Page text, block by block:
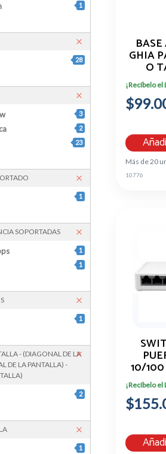
1
1
3
2
1
2
1
2
28
3
2
23
1
SOPORTADAS
1
1
1
- (DIAGONAL DE LA
DE LA PANTALLA) -
2
1
GHIA
O
15.6
¡Recíbelo el
Más de 20
10776
10/
HALF
¡Recíbelo el